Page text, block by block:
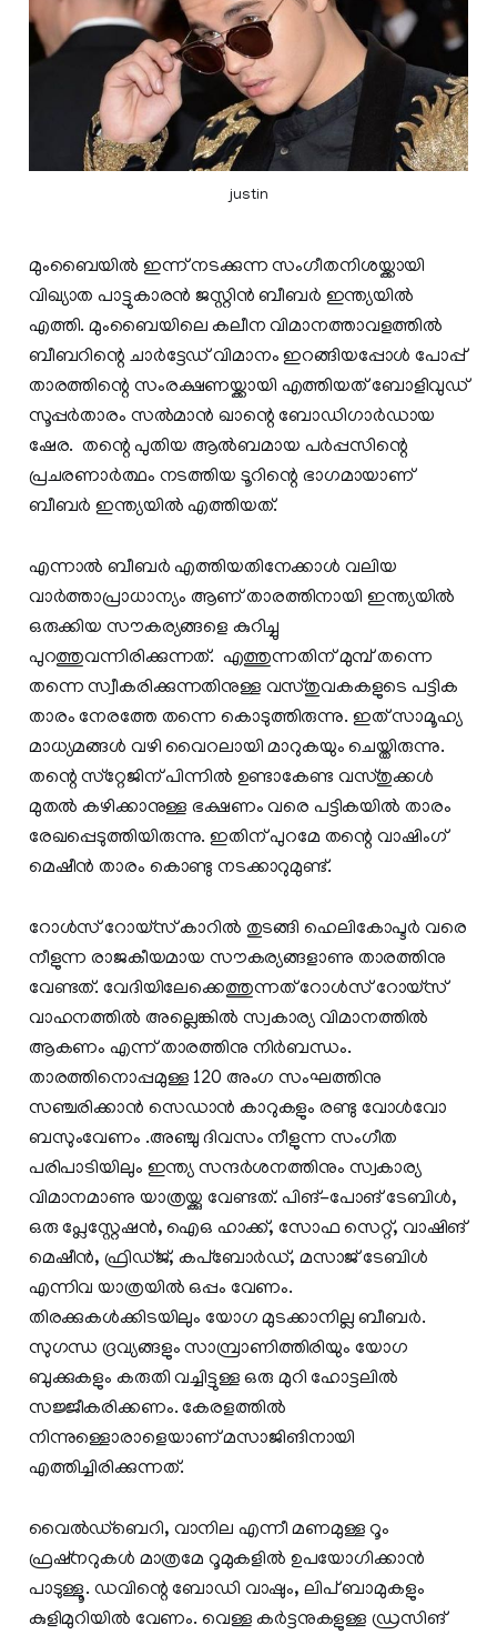
justin
മുംബൈയില്‍ ഇന്ന് നടക്കുന്ന സംഗീതനിശയ്ക്കായി
വിഖ്യാത പാട്ടുകാരന്‍ ജസ്റ്റിന്‍ ബീബര്‍ ഇന്ത്യയില്‍
എത്തി. മുംബൈയിലെ കലീന വിമാനത്താവളത്തില്‍
ബീബറിന്റെ ചാര്‍ട്ടേഡ് വിമാനം ഇറങ്ങിയപ്പോള്‍ പോപ്പ്
താരത്തിന്റെ സംരക്ഷണയ്ക്കായി എത്തിയത് ബോളിവുഡ്
സൂപ്പര്‍താരം സല്‍മാന്‍ ഖാന്റെ ബോഡിഗാര്‍ഡായ
ഷേര. തന്റെ പുതിയ ആല്‍ബമായ പര്‍പ്പസിന്റെ
പ്രചരണാര്‍ത്ഥം നടത്തിയ ടൂറിന്റെ ഭാഗമായാണ്
ബീബര്‍ ഇന്ത്യയില്‍ എത്തിയത്.
എന്നാല്‍ ബീബര്‍ എത്തിയതിനേക്കാള്‍ വലിയ
വാര്‍ത്താപ്രാധാന്യം ആണ് താരത്തിനായി ഇന്ത്യയില്‍
ഒരുക്കിയ സൗകര്യങ്ങളെ കുറിച്ചു
പുറത്തുവന്നിരിക്കുന്നത്. എത്തുന്നതിന് മുമ്പ് തന്നെ
തന്നെ സ്വീകരിക്കുന്നതിനുള്ള വസ്തുവകകളുടെ പട്ടിക
താരം നേരത്തേ തന്നെ കൊടുത്തിരുന്നു. ഇത് സാമൂഹ്യ
മാധ്യമങ്ങള്‍ വഴി വൈറലായി മാറുകയും ചെയ്തിരുന്നു.
തന്റെ സ്‌റ്റേജിന് പിന്നില്‍ ഉണ്ടാകേണ്ട വസ്തുക്കള്‍
മുതല്‍ കഴിക്കാനുള്ള ഭക്ഷണം വരെ പട്ടികയില്‍ താരം
രേഖപ്പെടുത്തിയിരുന്നു. ഇതിന് പുറമേ തന്റെ വാഷിംഗ്
മെഷീന്‍ താരം കൊണ്ടു നടക്കാറുമുണ്ട്.
റോൾസ് റോയ്സ് കാറില്‍ തുടങ്ങി ഹെലികോപ്ടർ വരെ
നീളുന്ന രാജകീയമായ സൗകര്യങ്ങളാണു താരത്തിനു
വേണ്ടത്. വേദിയിലേക്കെത്തുന്നത് റോൾസ് റോയ്സ്
വാഹനത്തിൽ അല്ലെങ്കിൽ സ്വകാര്യ വിമാനത്തിൽ
ആകണം എന്ന് താരത്തിനു നിര്‍ബന്ധം.
താരത്തിനൊപ്പമുള്ള 120 അംഗ സംഘത്തിനു
സഞ്ചരിക്കാൻ സെഡാൻ കാറുകളും രണ്ടു വോൾവോ
ബസുംവേണം .അഞ്ചു ദിവസം നീളുന്ന സംഗീത
പരിപാടിയിലും ഇന്ത്യ സന്ദർശനത്തിനും സ്വകാര്യ
വിമാനമാണു യാത്രയ്ക്കു വേണ്ടത്. പിങ്-പോങ് ടേബിൾ,
ഒരു പ്ലേസ്റ്റേഷൻ, ഐഒ ഹാക്ക്, സോഫ സെറ്റ്, വാഷിങ്
മെഷീൻ, ഫ്രിഡ്ജ്, കപ്ബോർഡ്, മസാജ് ടേബിൾ
എന്നിവ യാത്രയിൽ ഒപ്പം വേണം.
തിരക്കുകൾക്കിടയിലും യോഗ മുടക്കാനില്ല ബീബർ.
സുഗന്ധ ദ്രവ്യങ്ങളും സാമ്പ്രാണിത്തിരിയും യോഗ
ബുക്കുകളും കരുതി വച്ചിട്ടുള്ള ഒരു മുറി ഹോട്ടലിൽ
സജ്ജീകരിക്കണം. കേരളത്തിൽ
നിന്നുള്ളൊരാളെയാണ് മസാജിങിനായി
എത്തിച്ചിരിക്കുന്നത്.
വൈൽഡ്ബെറി, വാനില എന്നീ മണമുള്ള റൂം
ഫ്രഷ്നറുകൾ മാത്രമേ റൂമുകളിൽ ഉപയോഗിക്കാൻ
പാടുള്ളൂ. ഡവിന്റെ ബോഡി വാഷും, ലിപ് ബാമുകളും
കുളിമുറിയിൽ വേണം. വെള്ള കർട്ടനുകളുള്ള ഡ്രസിങ്